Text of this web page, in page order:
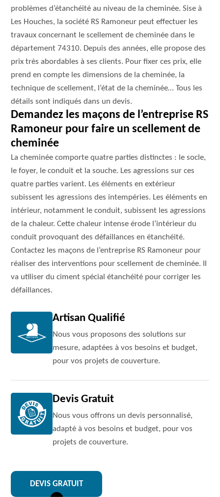
problèmes d’étanchéité au niveau de la cheminée. Sise à
Les Houches, la société RS Ramoneur peut effectuer les
travaux concernant le scellement de cheminée dans le
département 74310. Depuis des années, elle propose des
prix très abordables à ses clients. Pour fixer ces prix, elle
prend en compte les dimensions de la cheminée, la
technique de scellement, l’état de la cheminée… Tous les
détails sont indiqués dans un devis.
Demandez les maçons de l’entreprise RS
Ramoneur pour faire un scellement de
cheminée
La cheminée comporte quatre parties distinctes : le socle,
le foyer, le conduit et la souche. Les agressions sur ces
quatre parties varient. Les éléments en extérieur
subissent les agressions des intempéries. Les éléments en
intérieur, notamment le conduit, subissent les agressions
de la chaleur. Cette chaleur intense érode l’intérieur du
conduit provoquant des défaillances en étanchéité.
Contactez les maçons de l’entreprise RS Ramoneur pour
réaliser des interventions pour scellement de cheminée. Il
va utiliser du ciment spécial étanchéité pour corriger les
défaillances.
Artisan Qualifié
Nous vous proposons des solutions sur
mesure, adaptées à vos besoins et budget,
pour vos projets de couverture.
Devis Gratuit
Nous vous offrons un devis personnalisé,
adapté à vos besoins et budget, pour vos
projets de couverture.
DEVIS GRATUIT